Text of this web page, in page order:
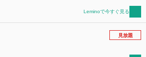
Leminoで今すぐ見る
見放題